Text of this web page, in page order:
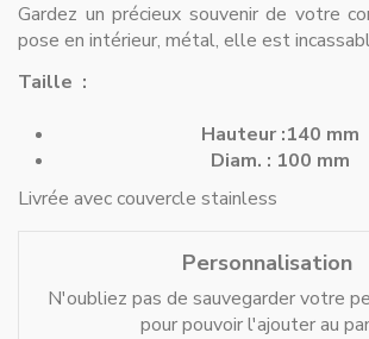
Gardez un précieux souvenir de votre
pose en intérieur, métal, elle est
Taille :
Hauteur :140 mm
Diam. : 100 mm
Livrée avec couvercle stainless
Personnalisation
N'oubliez pas de sauvegarder votre
pour pouvoir l'ajouter au